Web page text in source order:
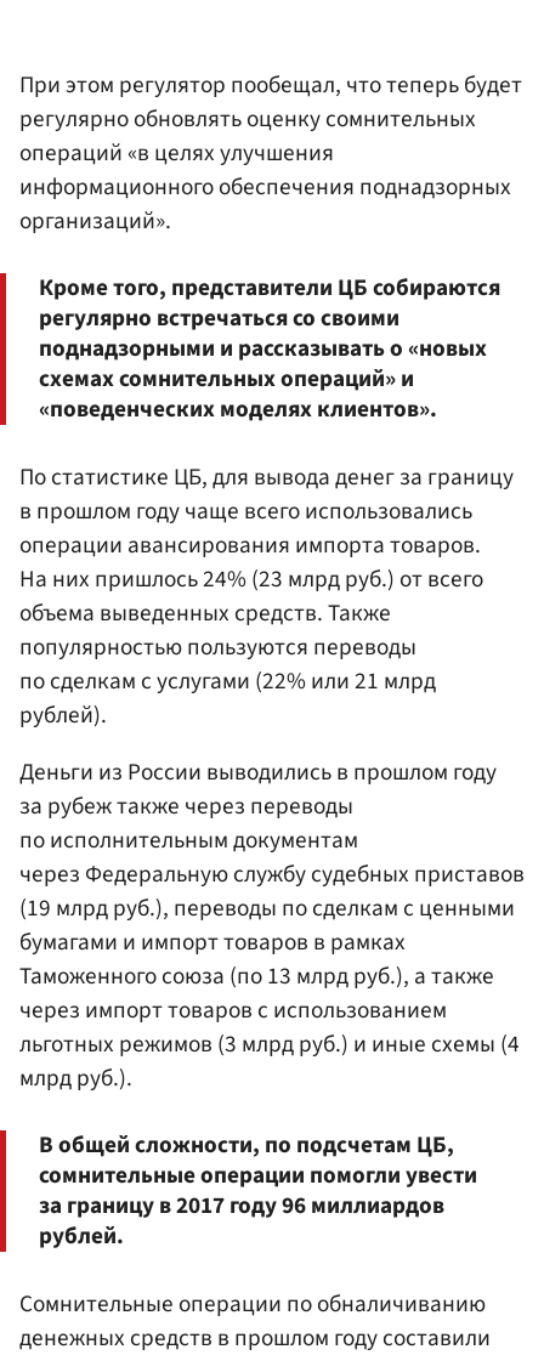
При этом регулятор пообещал, что теперь будет
регулярно обновлять оценку сомнительных
операций «в целях улучшения
информационного обеспечения поднадзорных
организаций».
Кроме того, представители ЦБ собираются
регулярно встречаться со своими
поднадзорными и рассказывать о «новых
схемах сомнительных операций» и
«поведенческих моделях клиентов».
По статистике ЦБ, для вывода денег за границу
в прошлом году чаще всего использовались
операции авансирования импорта товаров.
На них пришлось 24% (23 млрд руб.) от всего
объема выведенных средств. Также
популярностью пользуются переводы
по сделкам с услугами (22% или 21 млрд
рублей).
Деньги из России выводились в прошлом году
за рубеж также через переводы
по исполнительным документам
через Федеральную службу судебных приставов
(19 млрд руб.), переводы по сделкам с ценными
бумагами и импорт товаров в рамках
Таможенного союза (по 13 млрд руб.), а также
через импорт товаров с использованием
льготных режимов (3 млрд руб.) и иные схемы (4
млрд руб.).
В общей сложности, по подсчетам ЦБ,
сомнительные операции помогли увести
за границу в 2017 году 96 миллиардов
рублей.
Сомнительные операции по обналичиванию
денежных средств в прошлом году составили